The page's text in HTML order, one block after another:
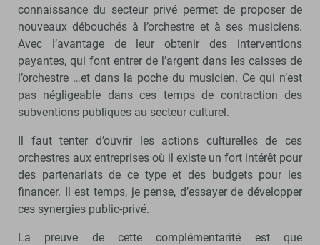
connaissance du secteur privé permet de proposer de
nouveaux débouchés à l’orchestre et à ses musiciens.
Avec l’avantage de leur obtenir des interventions
payantes, qui font entrer de l’argent dans les caisses de
l’orchestre …et dans la poche du musicien. Ce qui n’est
pas négligeable dans ces temps de contraction des
subventions publiques au secteur culturel.
Il faut tenter d’ouvrir les actions culturelles de ces
orchestres aux entreprises où il existe un fort intérêt pour
des partenariats de ce type et des budgets pour les
financer. Il est temps, je pense, d’essayer de développer
ces synergies public-privé.
La preuve de cette complémentarité est que